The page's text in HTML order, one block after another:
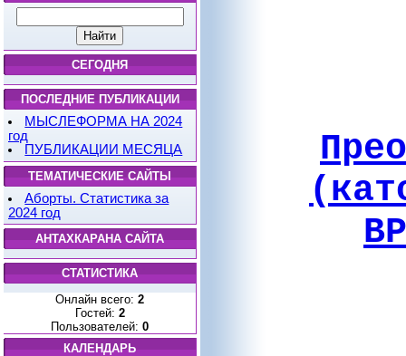
СЕГОДНЯ
ПОСЛЕДНИЕ ПУБЛИКАЦИИ
МЫСЛЕФОРМА НА 2024
год
ПУБЛИКАЦИИ МЕСЯЦА
ТЕМАТИЧЕСКИЕ САЙТЫ
Аборты. Статистика за
2024 год
АНТАХКАРАНА САЙТА
СТАТИСТИКА
Онлайн всего: 2
Гостей: 2
Пользователей: 0
КАЛЕНДАРЬ